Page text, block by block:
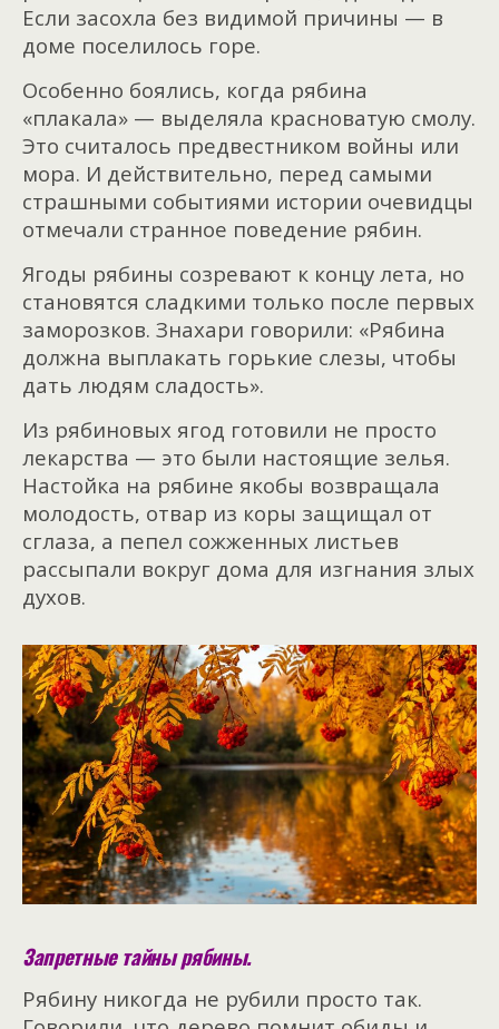
Если засохла без видимой причины — в
доме поселилось горе.
Особенно боялись, когда рябина
«плакала» — выделяла красноватую смолу.
Это считалось предвестником войны или
мора. И действительно, перед самыми
страшными событиями истории очевидцы
отмечали странное поведение рябин.
Ягоды рябины созревают к концу лета, но
становятся сладкими только после первых
заморозков. Знахари говорили: «Рябина
должна выплакать горькие слезы, чтобы
дать людям сладость».
Из рябиновых ягод готовили не просто
лекарства — это были настоящие зелья.
Настойка на рябине якобы возвращала
молодость, отвар из коры защищал от
сглаза, а пепел сожженных листьев
рассыпали вокруг дома для изгнания злых
духов.
Запретные тайны рябины.
Рябину никогда не рубили просто так.